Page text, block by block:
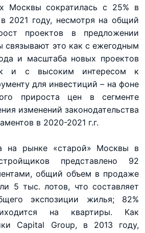
Москвы сократилась с 25% в
2021 году, несмотря на общий
проектов в предложении
связывают это как с ежегодным
и масштаба новых проектов
и с высоким интересом к
для инвестиций – на фоне
прироста цен в сегменте
изменений законодательства
в 2020-2021 г.г.
на рынке «старой» Москвы в
представлено 92
общий объем в продаже
5 тыс. лотов, что составляет
экспозиции жилья; 82%
на квартиры. Как
Capital Group, в 2013 году,